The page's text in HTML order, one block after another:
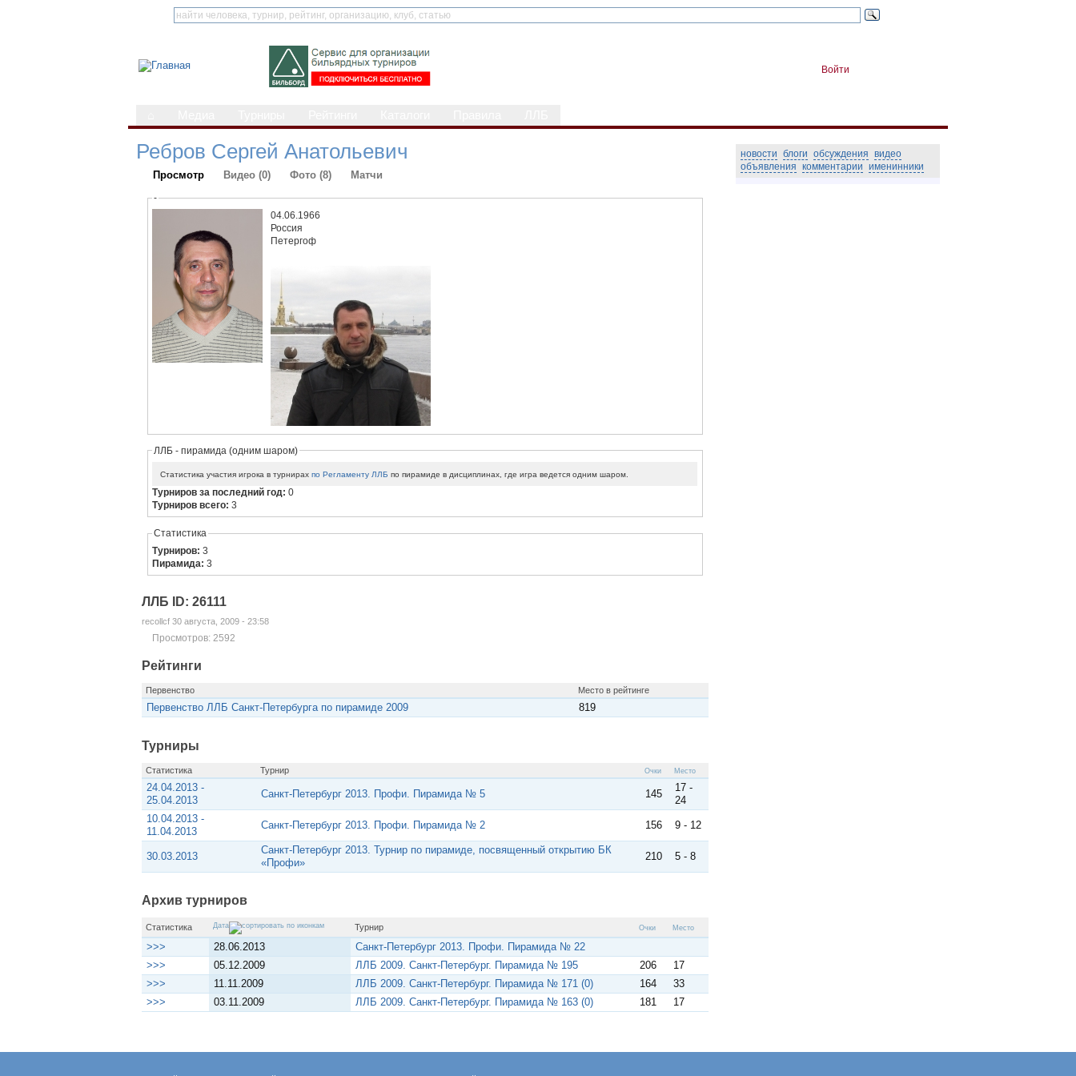
Войти
Ребров Сергей Анатольевич
Просмотр Видео (0) Фото (8) Матчи
-
04.06.1966
Россия
Петергоф
ЛЛБ - пирамида (одним шаром)
Статистика участия игрока в турнирахпо Регламенту ЛЛБ по пирамиде в дисциплинах, где игра ведется одним шаром.
Турниров за последний год:0
Турниров всего:3
Статистика
Турниров:3
Пирамида:3
ЛЛБ ID: 26111
recollcf 30 августа, 2009 - 23:58
Просмотров: 2592
Рейтинги
Первенство Место в рейтинге
Первенство ЛЛБ Санкт-Петербурга по пирамиде 2009 819
Турниры
Статистика Турнир Очки Место
24.04.2013 -
25.04.2013
Санкт-Петербург 2013. Профи. Пирамида № 5 145
17 -
24
10.04.2013 -
11.04.2013
Санкт-Петербург 2013. Профи. Пирамида № 2 156 9 - 12
30.03.2013
Санкт-Петербург 2013. Турнир по пирамиде, посвященный открытию БК
«Профи»
210 5 - 8
Архив турниров
Статистика Дата Турнир Очки Место
>>> 28.06.2013
Санкт-Петербург 2013. Профи. Пирамида № 22
>>>
05.12.2009 ЛЛБ 2009. Санкт-Петербург. Пирамида № 195 206
17
>>>
11.11.2009 ЛЛБ 2009. Санкт-Петербург. Пирамида № 171 (0) 164
33
>>>
03.11.2009 ЛЛБ 2009. Санкт-Петербург. Пирамида № 163 (0) 181 17
новости блоги обсуждения видео
объявления комментарии именинники